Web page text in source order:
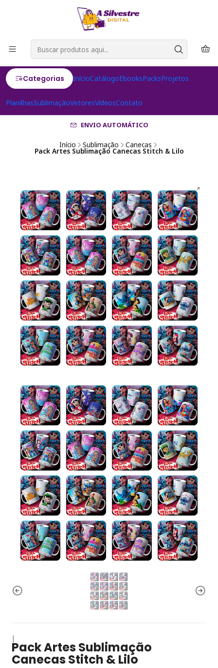
Categorias InícioCatálogoEbooksPacksProjetos
PlanilhasSublimaçãoVetoresVídeosContato
ENVIO AUTOMÁTICO
Início Sublimação Canecas
Pack Artes Sublimação Canecas Stitch & Lilo
|
Pack Artes Sublimação
Canecas Stitch & Lilo